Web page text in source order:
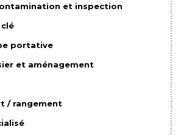
et inspection
portative
et aménagement
/ rangement